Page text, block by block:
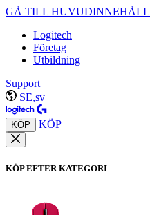
GÅ TILL HUVUDINNEHÅLL
Logitech
Företag
Utbildning
Support
SE,sv
KÖP KÖP
KÖP EFTER KATEGORI